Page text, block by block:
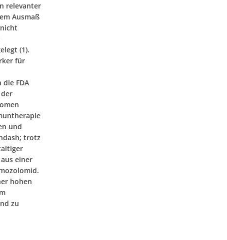
relevanter
Ausmaß
(1).
für
FDA
und
trotz
einer
hohen
zu